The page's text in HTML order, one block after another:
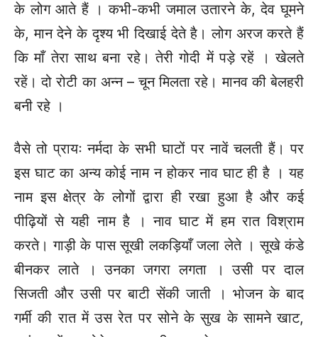
के लोग आते हैं । कभी-कभी जमाल उतारने के, देव घूमने
के, मान देने के दृश्य भी दिखाई देते है। लोग अरज करते हैं
कि माँ तेरा साथ बना रहे। तेरी गोदी में पड़े रहें । खेलते
रहें। दो रोटी का अन्न – चून मिलता रहे। मानव की बेलहरी
बनी रहे ।
वैसे तो प्रायः नर्मदा के सभी घाटों पर नावें चलती हैं। पर
इस घाट का अन्य कोई नाम न होकर नाव घाट ही है । यह
नाम इस क्षेत्र के लोगों द्वारा ही रखा हुआ है और कई
पीढ़ियों से यही नाम है । नाव घाट में हम रात विश्राम
करते। गाड़ी के पास सूखी लकड़ियाँ जला लेते । सूखे कंडे
बीनकर लाते । उनका जगरा लगता । उसी पर दाल
सिजती और उसी पर बाटी सेंकी जाती । भोजन के बाद
गर्मी की रात में उस रेत पर सोने के सुख के सामने खाट,